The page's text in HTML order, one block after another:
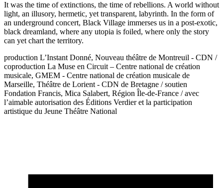
It was the time of extinctions, the time of rebellions. A world without
light, an illusory, hermetic, yet transparent, labyrinth. In the form of
an underground concert, Black Village immerses us in a post-exotic,
black dreamland, where any utopia is foiled, where only the story
can yet chart the territory.
production L’Instant Donné, Nouveau théâtre de Montreuil - CDN /
coproduction La Muse en Circuit – Centre national de création
musicale, GMEM - Centre national de création musicale de
Marseille, Théâtre de Lorient - CDN de Bretagne / soutien
Fondation Francis, Mica Salabert, Région Île-de-France / avec
l’aimable autorisation des Éditions Verdier et la participation
artistique du Jeune Théâtre National